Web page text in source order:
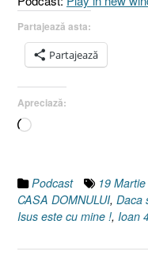
Partajează asta:
Partajează
Apreciază:
Încarc...
Podcast 19
CASA DOMNULUI, Daca
Isus este cu mine !, Ioan